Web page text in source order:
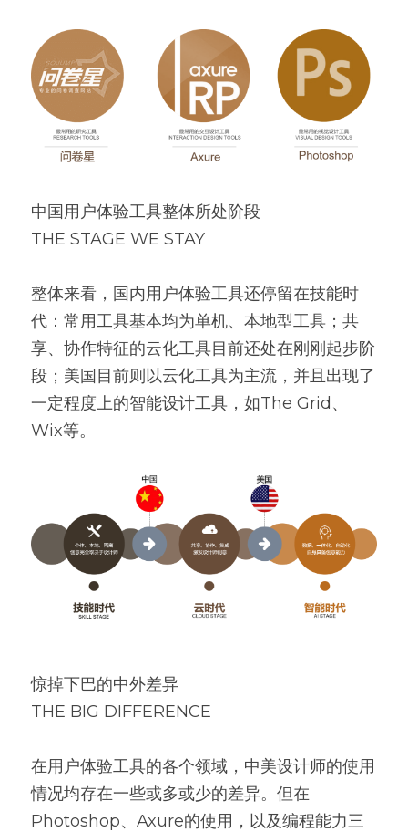
中国用户体验工具整体所处阶段
THE STAGE WE STAY
整体来看，国内用户体验工具还停留在技能时
代：常用工具基本均为单机、本地型工具；共
享、协作特征的云化工具目前还处在刚刚起步阶
段；美国目前则以云化工具为主流，并且出现了
一定程度上的智能设计工具，如The Grid、
Wix等。
惊掉下巴的中外差异
THE BIG DIFFERENCE
在用户体验工具的各个领域，中美设计师的使用
情况均存在一些或多或少的差异。但在
Photoshop、Axure的使用，以及编程能力三